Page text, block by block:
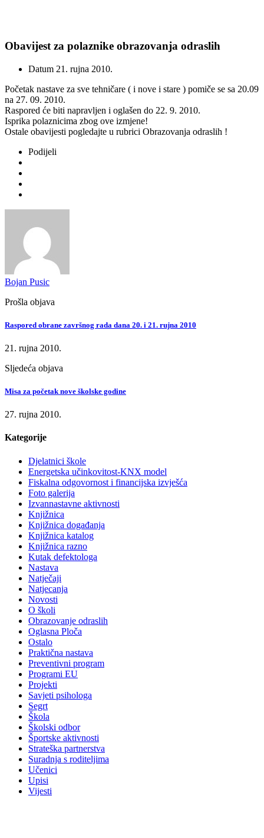
Obavijest za polaznike obrazovanja odraslih
Datum 21. rujna 2010.
Početak nastave za sve tehničare ( i nove i stare ) pomiče se sa 20.09
na 27. 09. 2010.
Raspored će biti napravljen i oglašen do 22. 9. 2010.
Isprika polaznicima zbog ove izmjene!
Ostale obavijesti pogledajte u rubrici Obrazovanja odraslih !
Podijeli
Bojan Pusic
Prošla objava
Raspored obrane završnog rada dana 20. i 21. rujna 2010
21. rujna 2010.
Sljedeća objava
Misa za početak nove školske godine
27. rujna 2010.
Kategorije
Djelatnici škole
Energetska učinkovitost-KNX model
Fiskalna odgovornost i financijska izvješća
Foto galerija
Izvannastavne aktivnosti
Knjižnica
Knjižnica događanja
Knjižnica katalog
Knjižnica razno
Kutak defektologa
Nastava
Natječaji
Natjecanja
Novosti
O školi
Obrazovanje odraslih
Oglasna Ploča
Ostalo
Praktična nastava
Preventivni program
Programi EU
Projekti
Savjeti psihologa
Segrt
Škola
Školski odbor
Športske aktivnosti
Strateška partnerstva
Suradnja s roditeljima
Učenici
Upisi
Vijesti